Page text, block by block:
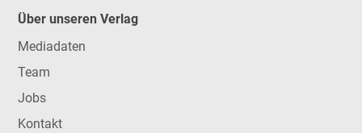
Über unseren Verlag
Mediadaten
Team
Jobs
Kontakt